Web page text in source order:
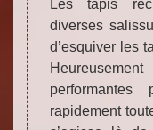
Les tapis
diverses
d’esquiver les
rapidement